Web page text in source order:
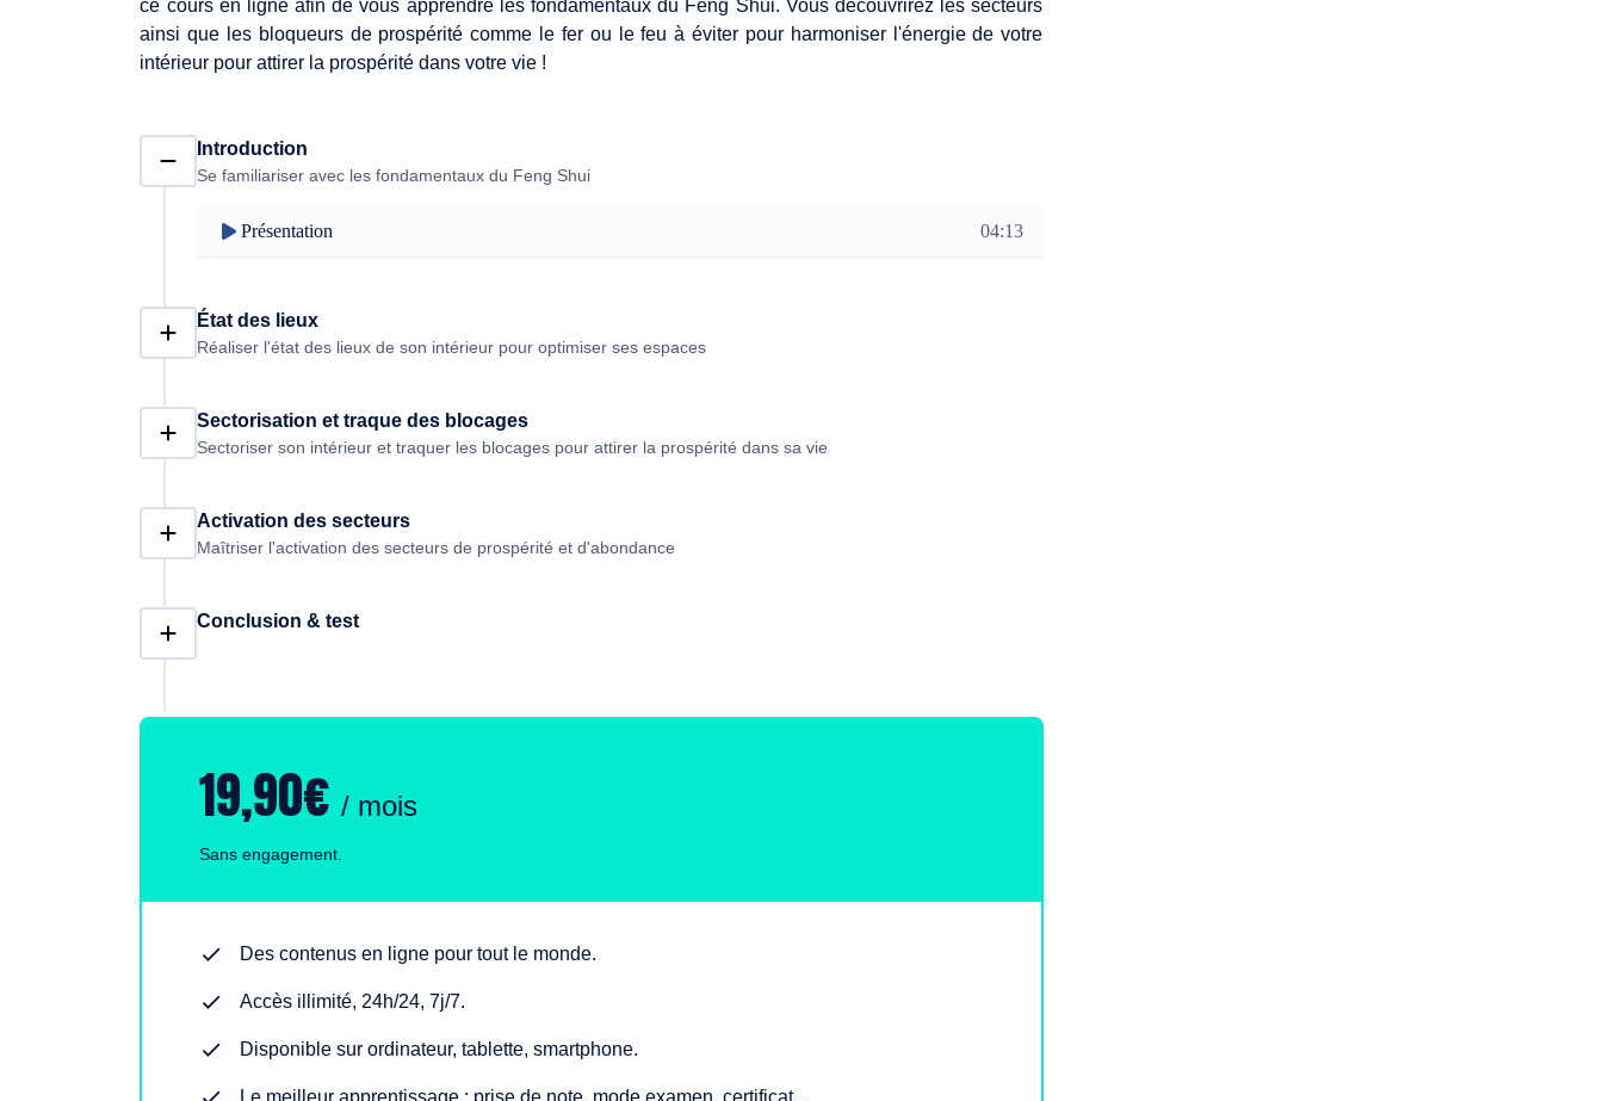
ce cours en ligne afin de vous apprendre les fondamentaux du Feng Shui. Vous découvrirez les secteurs
ainsi que les bloqueurs de prospérité comme le fer ou le feu à éviter pour harmoniser l'énergie de votre
intérieur pour attirer la prospérité dans votre vie !
Introduction
Se familiariser avec les fondamentaux du Feng Shui
Présentation 04:13
État des lieux
Réaliser l'état des lieux de son intérieur pour optimiser ses espaces
Sectorisation et traque des blocages
Sectoriser son intérieur et traquer les blocages pour attirer la prospérité dans sa vie
Activation des secteurs
Maîtriser l'activation des secteurs de prospérité et d'abondance
Conclusion & test
19,90€/ mois
Sans engagement.
Des contenus en ligne pour tout le monde.
Accès illimité, 24h/24, 7j/7.
Disponible sur ordinateur, tablette, smartphone.
Le meilleur apprentissage : prise de note, mode examen, certificat...